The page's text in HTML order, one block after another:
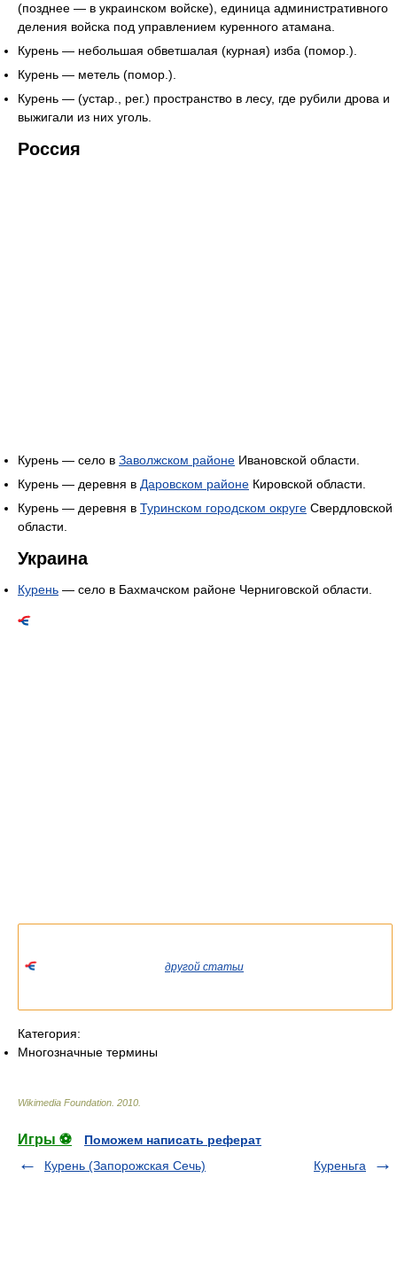
(позднее — в украинском войске), единица административного
деления войска под управлением куренного атамана.
Курень — небольшая обветшалая (курная) изба (помор.).
Курень — метель (помор.).
Курень — (устар., рег.) пространство в лесу, где рубили дрова и
выжигали из них уголь.
Россия
Курень — село в Заволжском районе Ивановской области.
Курень — деревня в Даровском районе Кировской области.
Курень — деревня в Туринском городском округе Свердловской
области.
Украина
Курень — село в Бахмачском районе Черниговской области.
другой статьи
Категория:
Многозначные термины
Wikimedia Foundation 2010
Игры ⚽
Поможем написать реферат
Курень (Запорожская Сечь)
Куреньга